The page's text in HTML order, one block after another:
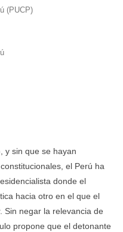
(PUCP)
y sin que se hayan
el Perú ha
donde el
hacia otro en el que el
Sin negar la relevancia de
propone que el detonante